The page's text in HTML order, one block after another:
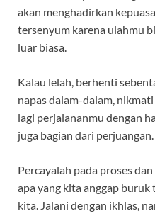
akan menghadirkan
tersenyum karena ulahmu
luar biasa.
Kalau lelah, berhenti
napas dalam-dalam,
lagi perjalananmu dengan
juga bagian dari perjuangan.
Percayalah pada proses
apa yang kita anggap
kita. Jalani dengan ikhlas,